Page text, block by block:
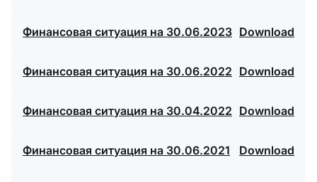
Финансовая ситуация на 30.06.2023 Download
Финансовая ситуация на 30.06.2022 Download
Финансовая ситуация на 30.04.2022 Download
Финансовая ситуация на 30.06.2021 Download